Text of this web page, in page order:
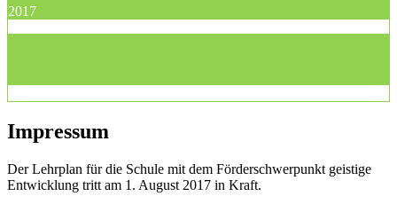
2017
Impressum
Der Lehrplan für die Schule mit dem Förderschwerpunkt geistige
Entwicklung tritt am 1. August 2017 in Kraft.